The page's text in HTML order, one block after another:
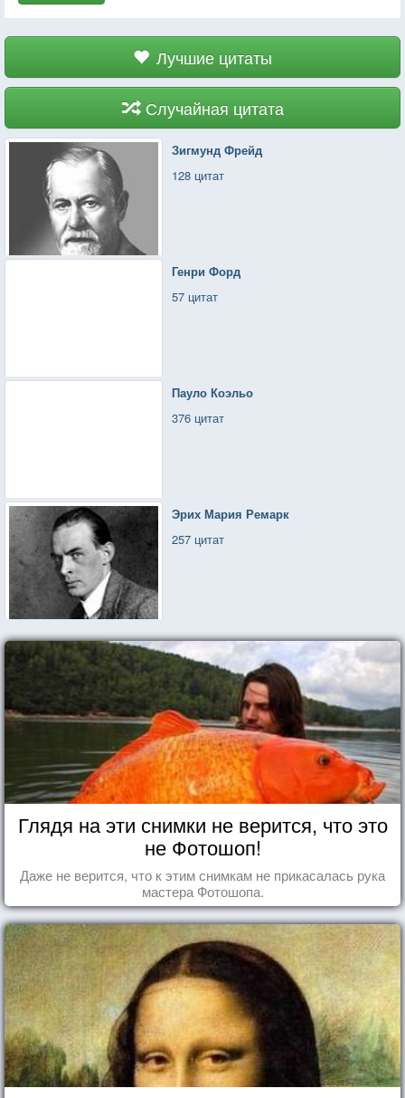
Лучшие цитаты
Случайная цитата
Зигмунд Фрейд
128 цитат
Генри Форд
57 цитат
Пауло Коэльо
376 цитат
Эрих Мария Ремарк
257 цитат
Глядя на эти снимки не верится, что это
не Фотошоп!
Даже не верится, что к этим снимкам не прикасалась рука
мастера Фотошопа.